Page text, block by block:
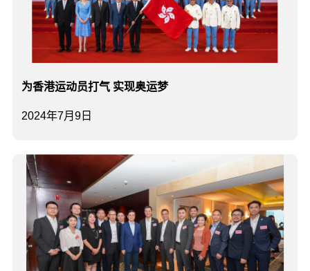
2024年7月9日
为香港运动员打气 实现奥运梦